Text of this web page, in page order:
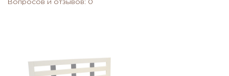
Вопросов и отзывов: 0